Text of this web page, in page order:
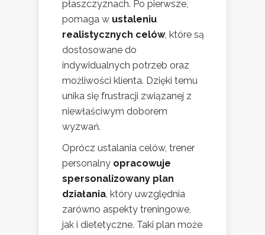
płaszczyznach. Po pierwsze,
pomaga w ustaleniu
realistycznych celów, które są
dostosowane do
indywidualnych potrzeb oraz
możliwości klienta. Dzięki temu
unika się frustracji związanej z
niewłaściwym doborem
wyzwań.
Oprócz ustalania celów, trener
personalny opracowuje
spersonalizowany plan
działania, który uwzględnia
zarówno aspekty treningowe,
jak i dietetyczne. Taki plan może